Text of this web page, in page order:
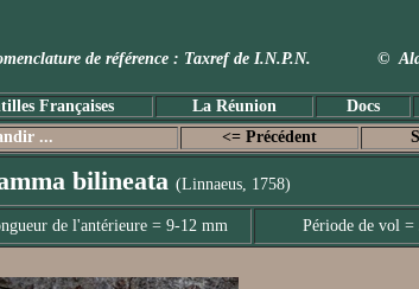
de référence : Taxref de I.N.P.N. ©
Françaises La Réunion Docs
... <= Précédent
bilineata (Linnaeus, 1758)
de l'antérieure = 9-12 mm Période de vol =